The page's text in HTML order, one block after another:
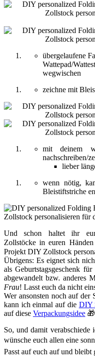
übergelaufene
Wattepad/
wegwischen
zeichne mit
mit deinem
nachschreiben/
lieber
wenn nötig,
Bleistiftstriche
Und schon haltet ihr
Zollstöcke in euren
Projekt DIY Zollstock
Übrigens: Es eignet sich
als Geburtstagsgeschenk
abgewandelt bzw. anderes
Frau! Lasst euch da nicht
Wer ansonsten noch auf der
kann ich einmal auf die DIY
auf diese Verpackungsidee
So, und damit verabschiede
wünsche euch allen eine
Passt auf euch auf und bleibt